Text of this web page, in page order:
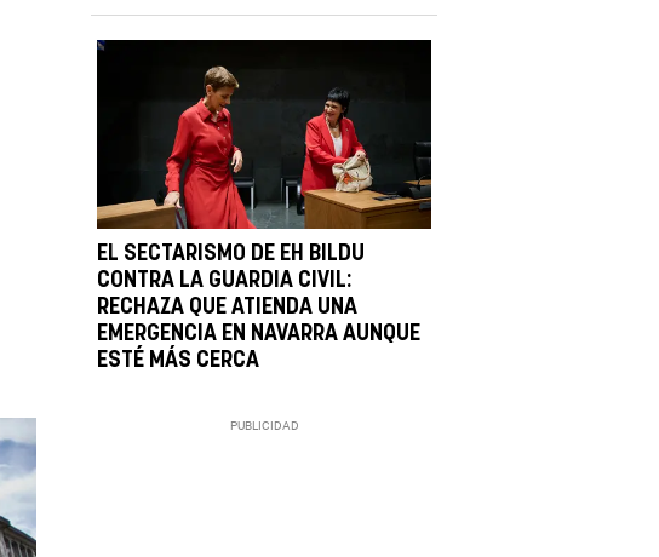
EL SECTARISMO DE EH BILDU
CONTRA LA GUARDIA CIVIL:
RECHAZA QUE ATIENDA UNA
EMERGENCIA EN NAVARRA AUNQUE
ESTÉ MÁS CERCA